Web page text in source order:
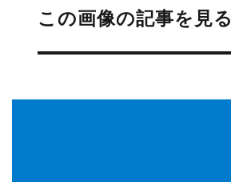
ナ
ビ
ー
この画像の記事を見る